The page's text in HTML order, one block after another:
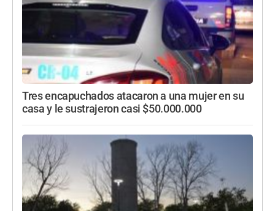
Tres encapuchados atacaron a una mujer en su
casa y le sustrajeron casi $50.000.000